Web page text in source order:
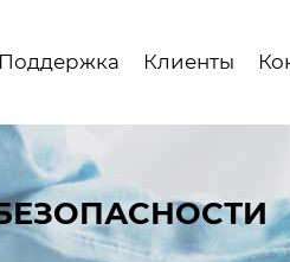
Поддержка Клиенты